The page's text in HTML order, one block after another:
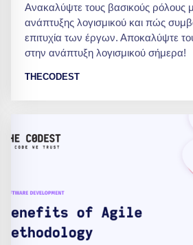
Ανακαλύψτε τους βασικούς ρόλους
ανάπτυξης λογισμικού και πώς
επιτυχία των έργων. Αποκαλύψτε
στην ανάπτυξη λογισμικού σήμερα!
THECODEST